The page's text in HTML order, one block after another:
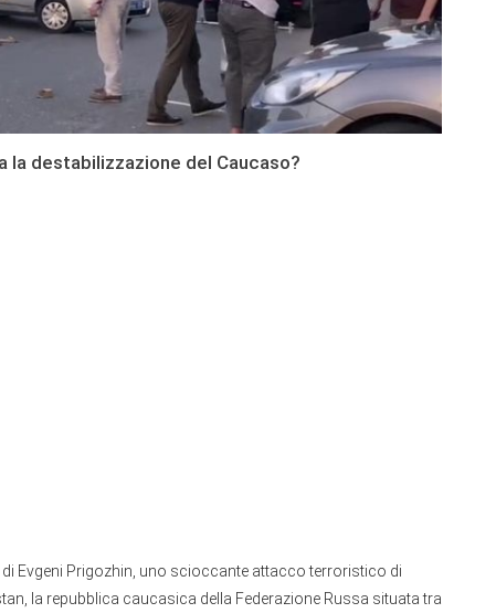
la destabilizzazione del Caucaso?
Evgeni Prigozhin, uno scioccante attacco terroristico di
la repubblica caucasica della Federazione Russa situata tra